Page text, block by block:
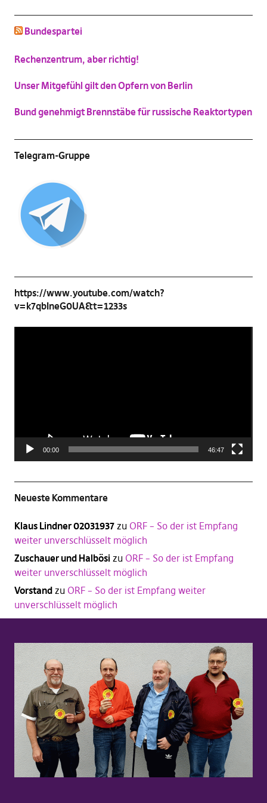
(Vergrößern
Bundespartei
Rechenzentrum, aber richtig!
Unser Mitgefühl gilt den Opfern von Berlin
Bund genehmigt Brennstäbe für russische Reaktortypen
Telegram-Gruppe
https://www.youtube.com/watch?
v=k7qbIneG0UA&t=1233s
00:00 46:47
Neueste Kommentare
Klaus Lindner 02031937zu ORF – So der ist Empfang
weiter unverschlüsselt möglich
Zuschauer und Halbösi zu ORF – So der ist Empfang
weiter unverschlüsselt möglich
Vorstandzu ORF – So der ist Empfang weiter
unverschlüsselt möglich